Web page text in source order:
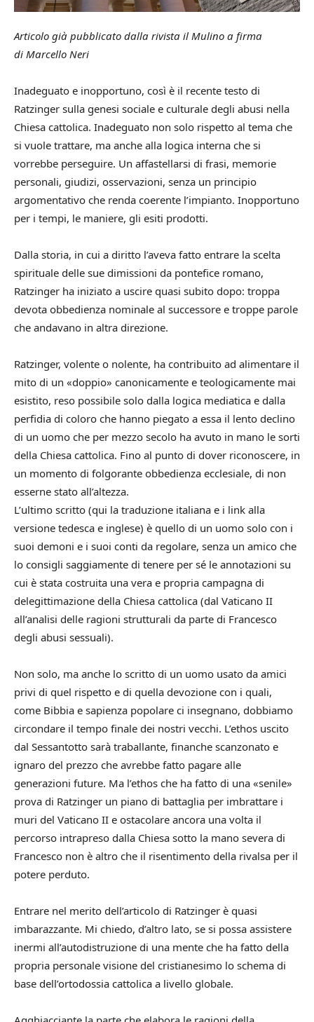
Articolo già pubblicato dalla rivista il Mulino a firma
di Marcello Neri
Inadeguato e inopportuno, così è il recente testo di
Ratzinger sulla genesi sociale e culturale degli abusi nella
Chiesa cattolica. Inadeguato non solo rispetto al tema che
si vuole trattare, ma anche alla logica interna che si
vorrebbe perseguire. Un affastellarsi di frasi, memorie
personali, giudizi, osservazioni, senza un principio
argomentativo che renda coerente l’impianto. Inopportuno
per i tempi, le maniere, gli esiti prodotti.
Dalla storia, in cui a diritto l’aveva fatto entrare la scelta
spirituale delle sue dimissioni da pontefice romano,
Ratzinger ha iniziato a uscire quasi subito dopo: troppa
devota obbedienza nominale al successore e troppe parole
che andavano in altra direzione.
Ratzinger, volente o nolente, ha contribuito ad alimentare il
mito di un «doppio» canonicamente e teologicamente mai
esistito, reso possibile solo dalla logica mediatica e dalla
perfidia di coloro che hanno piegato a essa il lento declino
di un uomo che per mezzo secolo ha avuto in mano le sorti
della Chiesa cattolica. Fino al punto di dover riconoscere, in
un momento di folgorante obbedienza ecclesiale, di non
esserne stato all’altezza.
L’ultimo scritto (qui la traduzione italiana e i link alla
versione tedesca e inglese) è quello di un uomo solo con i
suoi demoni e i suoi conti da regolare, senza un amico che
lo consigli saggiamente di tenere per sé le annotazioni su
cui è stata costruita una vera e propria campagna di
delegittimazione della Chiesa cattolica (dal Vaticano II
all’analisi delle ragioni strutturali da parte di Francesco
degli abusi sessuali).
Non solo, ma anche lo scritto di un uomo usato da amici
privi di quel rispetto e di quella devozione con i quali,
come Bibbia e sapienza popolare ci insegnano, dobbiamo
circondare il tempo finale dei nostri vecchi. L’ethos uscito
dal Sessantotto sarà traballante, finanche scanzonato e
ignaro del prezzo che avrebbe fatto pagare alle
generazioni future. Ma l’ethos che ha fatto di una «senile»
prova di Ratzinger un piano di battaglia per imbrattare i
muri del Vaticano II e ostacolare ancora una volta il
percorso intrapreso dalla Chiesa sotto la mano severa di
Francesco non è altro che il risentimento della rivalsa per il
potere perduto.
Entrare nel merito dell’articolo di Ratzinger è quasi
imbarazzante. Mi chiedo, d’altro lato, se si possa assistere
inermi all’autodistruzione di una mente che ha fatto della
propria personale visione del cristianesimo lo schema di
base dell’ortodossia cattolica a livello globale.